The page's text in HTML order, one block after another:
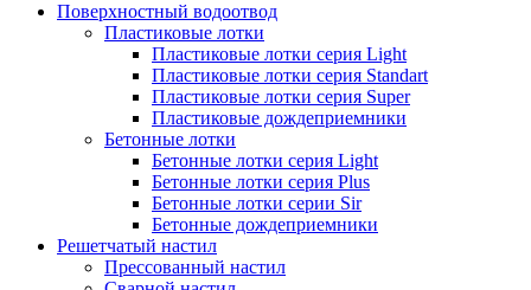
Поверхностный водоотвод
Пластиковые лотки
Пластиковые лотки серия Light
Пластиковые лотки серия Standart
Пластиковые лотки серия Super
Пластиковые дождеприемники
Бетонные лотки
Бетонные лотки серия Light
Бетонные лотки серия Plus
Бетонные лотки серии Sir
Бетонные дождеприемники
Решетчатый настил
Прессованный настил